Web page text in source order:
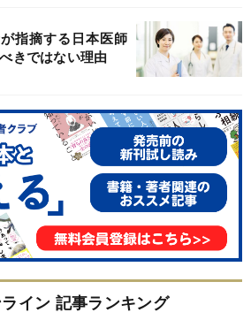
指摘する日本医師
きではない理由
イン 記事ランキング